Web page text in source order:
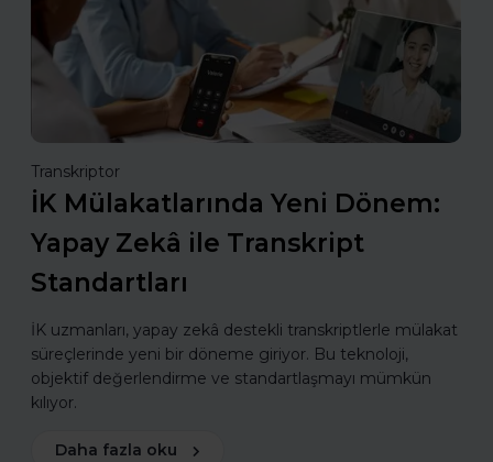
Transkriptor
İK Mülakatlarında Yeni Dönem:
Yapay Zekâ ile Transkript
Standartları
İK uzmanları, yapay zekâ destekli transkriptlerle mülakat
süreçlerinde yeni bir döneme giriyor. Bu teknoloji,
objektif değerlendirme ve standartlaşmayı mümkün
kılıyor.
Daha fazla oku